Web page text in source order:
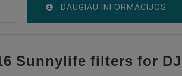
DAUGIAU INFORMACIJOS
Lens Cap
Sunnylife filters for